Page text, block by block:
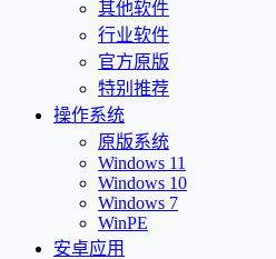
其他软件
行业软件
官方原版
特别推荐
操作系统
原版系统
Windows 11
Windows 10
Windows 7
WinPE
安卓应用